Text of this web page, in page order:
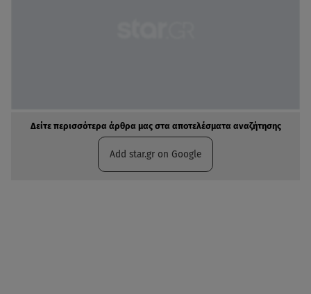
Δείτε περισσότερα άρθρα μας στα αποτελέσματα αναζήτησης
Add star.gr on Google